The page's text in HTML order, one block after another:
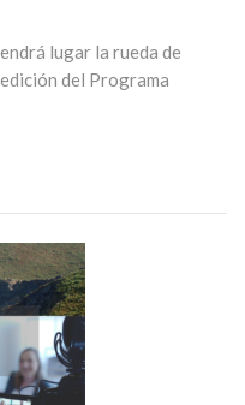
lugar la rueda de
del Programa